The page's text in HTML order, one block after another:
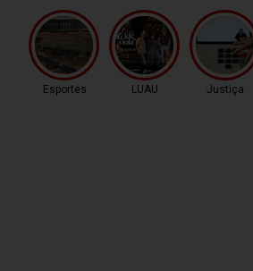
Esportes LUAU Justiça